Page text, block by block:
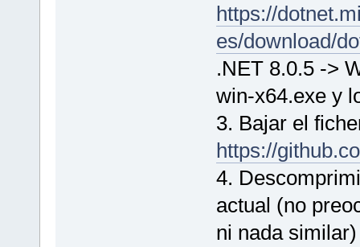
https://
es/download/
.NET 8.0.5 ->
win-x64.exe y
3. Bajar el
https://
4.
actual (no
ni nada similar)